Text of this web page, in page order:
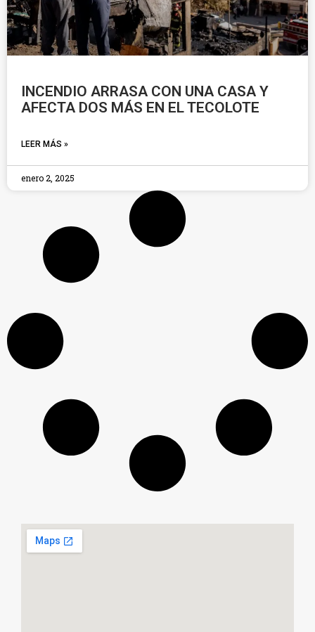
INCENDIO ARRASA CON UNA CASA Y
AFECTA DOS MÁS EN EL TECOLOTE
LEER MÁS »
enero 2, 2025